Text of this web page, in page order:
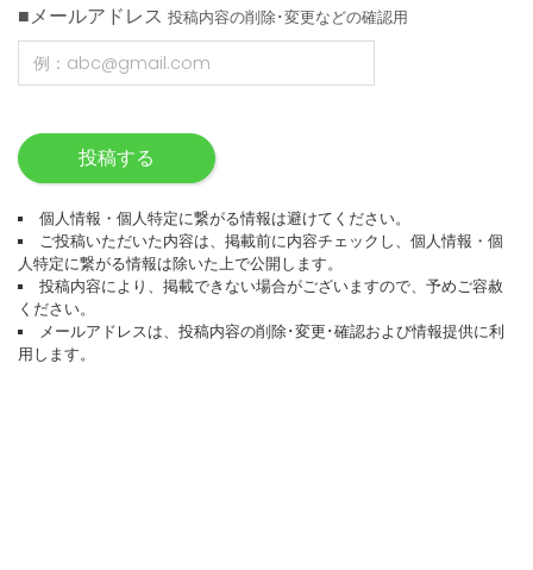
■メールアドレス 投稿内容の削除･変更などの確認用
投稿する
個人情報・個人特定に繋がる情報は避けてください。
ご投稿いただいた内容は、掲載前に内容チェックし、個人情報・個
人特定に繋がる情報は除いた上で公開します。
投稿内容により、掲載できない場合がございますので、予めご容赦
ください。
メールアドレスは、投稿内容の削除･変更･確認および情報提供に利
用します。